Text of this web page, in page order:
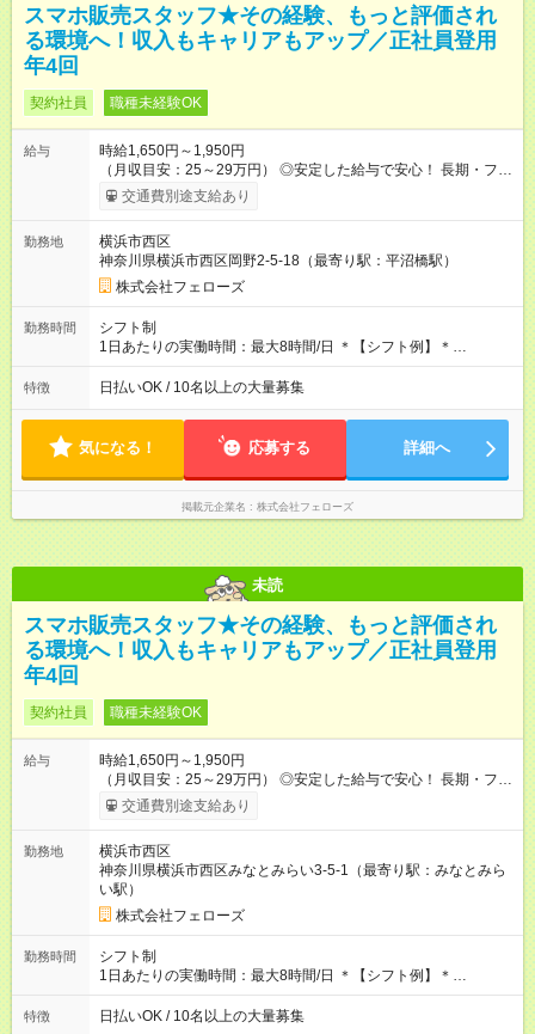
スマホ販売スタッフ★その経験、もっと評価され
る環境へ！収入もキャリアもアップ／正社員登用
年4回
契約社員 職種未経験OK
給与
時給1,650円～1,950円
（月収目安：25～29万円） ◎安定した給与で安心！ 長期・フル
タイムで勤務いただける方にお越しいただきたいと思っていま
す。シフトが削られることはないので、安定した給与が入りま
たいという人もいると思います。このあたりは柔軟に対応する
ので、お気軽にご相談ください！ ※2ヶ月の試用期間がありま
す。その間の給与・待遇に変更はありません。 【試用期間】試
用期間あり 試用期間の長さ：2ヶ月 雇用形態、給与は本採用時
と同じです。
交通費別途支給あり
勤務地
横浜市西区
神奈川県横浜市西区岡野2-5-18（最寄り駅：平沼橋駅）
株式会社フェローズ
勤務時間
シフト制
1日あたりの実働時間：最大8時間/日 ＊【シフト例】＊
(1) 10:00～19:00 (2) 11:00～20:00 (3) 12:00～21:00 など ◎
いずれも実働8時間・休憩1時間です。中抜けシフトなどはあり
たい」などあれば相談に応じますのでおっしゃってください！
特徴 日払いOK / 10名以上の大量募集
気になる！ 応募する 詳細へ
掲載元企業名 株式会社フェローズ
未読
スマホ販売スタッフ★その経験、もっと評価され
る環境へ！収入もキャリアもアップ／正社員登用
年4回
契約社員 職種未経験OK
給与
時給1,650円～1,950円
（月収目安：25～29万円） ◎安定した給与で安心！ 長期・フル
タイムで勤務いただける方にお越しいただきたいと思っていま
す。シフトが削られることはないので、安定した給与が入りま
たいという人もいると思います。このあたりは柔軟に対応する
ので、お気軽にご相談ください！ ※2ヶ月の試用期間がありま
す。その間の給与・待遇に変更はありません。 【試用期間】試
用期間あり 試用期間の長さ：2ヶ月 雇用形態、給与は本採用時
と同じです。
交通費別途支給あり
勤務地
横浜市西区
神奈川県横浜市西区みなとみらい3-5-1（最寄り駅：みなとみら
い駅）
株式会社フェローズ
勤務時間
シフト制
1日あたりの実働時間：最大8時間/日 ＊【シフト例】＊
(1) 10:00～19:00 (2) 11:00～20:00 (3) 12:00～21:00 など ◎
いずれも実働8時間・休憩1時間です。中抜けシフトなどはあり
特徴 日払いOK / 10名以上の大量募集